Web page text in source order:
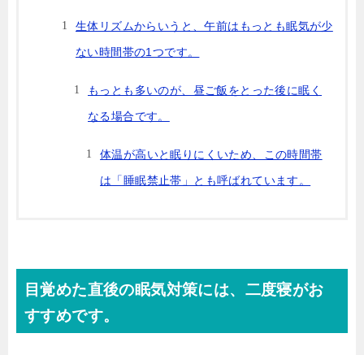
生体リズムからいうと、午前はもっとも眠気が少
ない時間帯の1つです。
もっとも多いのが、昼ご飯をとった後に眠く
なる場合です。
体温が高いと眠りにくいため、この時間帯
は「睡眠禁止帯」とも呼ばれています。
目覚めた直後の眠気対策には、 二度寝がお
すすめです。